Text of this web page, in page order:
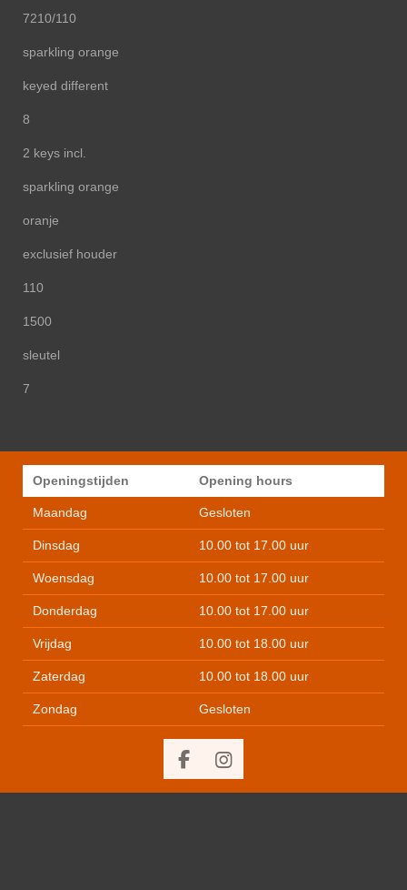
7210/110
sparkling orange
keyed different
8
2 keys incl.
sparkling orange
oranje
exclusief houder
110
1500
sleutel
7
Openingstijden Opening hours
Maandag Gesloten
Dinsdag 10.00 tot 17.00 uur
Woensdag 10.00 tot 17.00 uur
Donderdag 10.00 tot 17.00 uur
Vrijdag 10.00 tot 18.00 uur
Zaterdag 10.00 tot 18.00 uur
Zondag Gesloten
F
I